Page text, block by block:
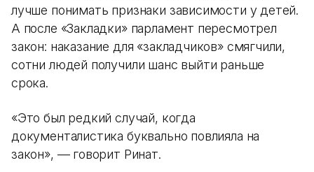
лучше понимать признаки зависимости у детей.
А после «Закладки» парламент пересмотрел
закон: наказание для «закладчиков» смягчили,
сотни людей получили шанс выйти раньше
срока.
«Это был редкий случай, когда
документалистика буквально повлияла на
закон», — говорит Ринат.